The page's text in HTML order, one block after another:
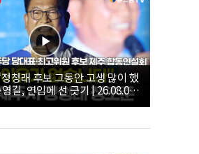
연임에 선 긋기 | 26.08.08
당대표·최고위원 후보 제주 합